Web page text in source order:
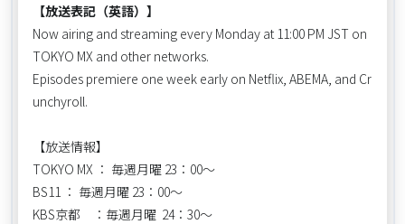
【放送表記（英語）】
Now airing and streaming every Monday at 11:00 PM JST on
TOKYO MX and other networks.
Episodes premiere one week early on Netflix, ABEMA, and Cr
unchyroll.
【放送情報】
TOKYO MX ： 毎週月曜 23：00～
BS11 ： 毎週月曜 23：00～
KBS京都 ：毎週月曜 24：30〜